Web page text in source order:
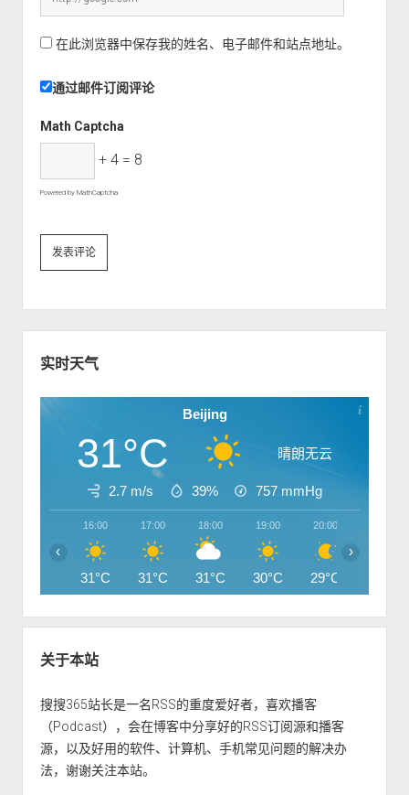
在此浏览器中保存我的姓名、电子邮件和站点地址。
通过邮件订阅评论
Math Captcha
+ 4 = 8
Powered by MathCaptcha
实时天气
Beijing
31°C 晴朗无云
2.7 m/s 39% 757 mmHg
16:00
31°C
17:00
31°C
18:00
31°C
19:00
30°C
20:00
29°C
‹ ›
关于本站
搜搜365站长是一名RSS的重度爱好者，喜欢播客
（Podcast），会在博客中分享好的RSS订阅源和播客
源，以及好用的软件、计算机、手机常见问题的解决办
法，谢谢关注本站。